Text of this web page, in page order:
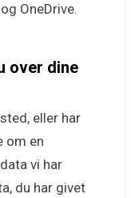
OneDrive.
over dine
eller har
om en
vi har
du har givet